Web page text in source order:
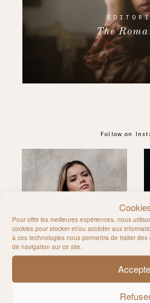
Pour offrir les meilleures expériences, nous
cookies pour stocker et/ou accéder aux
à ces technologies nous permettra de traiter
de navigation sur ce site.
The
Follow on